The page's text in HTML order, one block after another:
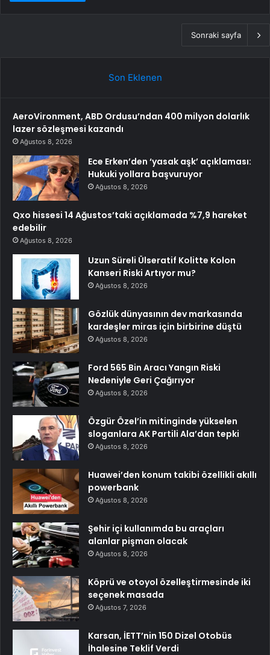
Sonraki sayfa
Son Eklenen
AeroVironment, ABD Ordusu’ndan 400 milyon dolarlık
lazer sözleşmesi kazandı
Ağustos 8, 2026
Ece Erken’den ‘yasak aşk’ açıklaması:
Hukuki yollara başvuruyor
Ağustos 8, 2026
Qxo hissesi 14 Ağustos’taki açıklamada %7,9 hareket
edebilir
Ağustos 8, 2026
Uzun Süreli Ülseratif Kolitte Kolon
Kanseri Riski Artıyor mu?
Ağustos 8, 2026
Gözlük dünyasının dev markasında
kardeşler miras için birbirine düştü
Ağustos 8, 2026
Ford 565 Bin Aracı Yangın Riski
Nedeniyle Geri Çağırıyor
Ağustos 8, 2026
Özgür Özel’in mitinginde yükselen
sloganlara AK Partili Ala’dan tepki
Ağustos 8, 2026
Huawei’den konum takibi özellikli akıllı
powerbank
Ağustos 8, 2026
Şehir içi kullanımda bu araçları
alanlar pişman olacak
Ağustos 8, 2026
Köprü ve otoyol özelleştirmesinde iki
seçenek masada
Ağustos 7, 2026
Karsan, İETT’nin 150 Dizel Otobüs
İhalesine Teklif Verdi